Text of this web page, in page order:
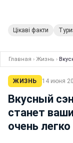
Цікаві факти
Главная › Жизнь ›
ЖИЗНЬ 14 июня
Вкусный
станет
очень легко